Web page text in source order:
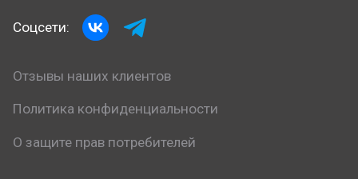
Соцсети:
Отзывы наших клиентов
Политика конфиденциальности
О защите прав потребителей